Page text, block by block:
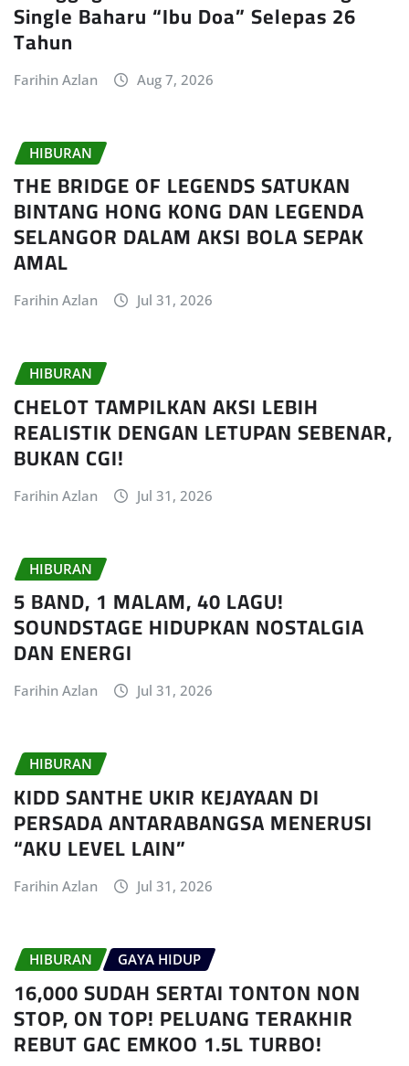
Single Baharu “Ibu Doa” Selepas 26
Tahun
Farihin Azlan Aug 7, 2026
HIBURAN
THE BRIDGE OF LEGENDS SATUKAN
BINTANG HONG KONG DAN LEGENDA
SELANGOR DALAM AKSI BOLA SEPAK
AMAL
Farihin Azlan Jul 31, 2026
HIBURAN
CHELOT TAMPILKAN AKSI LEBIH
REALISTIK DENGAN LETUPAN SEBENAR,
BUKAN CGI!
Farihin Azlan Jul 31, 2026
HIBURAN
5 BAND, 1 MALAM, 40 LAGU!
SOUNDSTAGE HIDUPKAN NOSTALGIA
DAN ENERGI
Farihin Azlan Jul 31, 2026
HIBURAN
KIDD SANTHE UKIR KEJAYAAN DI
PERSADA ANTARABANGSA MENERUSI
“AKU LEVEL LAIN”
Farihin Azlan Jul 31, 2026
HIBURAN GAYA HIDUP
16,000 SUDAH SERTAI TONTON NON
STOP, ON TOP! PELUANG TERAKHIR
REBUT GAC EMKOO 1.5L TURBO!